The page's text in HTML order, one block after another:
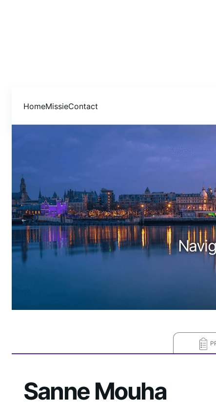
HomeMissieContact
Sanne Mouha